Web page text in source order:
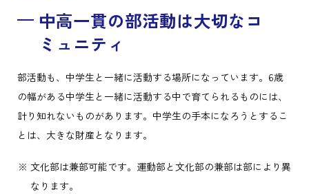
中高一貫の部活動は大切なコ
ミュニティ
部活動も、中学生と一緒に活動する場所になっています。6歳
の幅がある中学生と一緒に活動する中で育てられるものには、
計り知れないものがあります。中学生の手本になろうとするこ
とは、大きな財産となります。
文化部は兼部可能です。運動部と文化部の兼部は部により異
なります。